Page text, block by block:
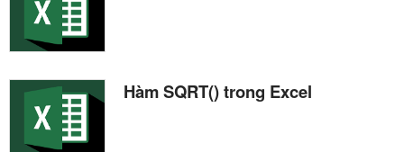
Hàm SQRT() trong Excel